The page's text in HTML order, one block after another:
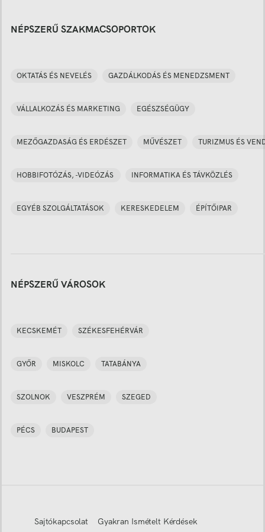
NÉPSZERŰ SZAKMACSOPORTOK
OKTATÁS ÉS NEVELÉS GAZDÁLKODÁS ÉS MENEDZSMENT
VÁLLALKOZÁS ÉS MARKETING EGÉSZSÉGÜGY
MEZŐGAZDASÁG ÉS ERDÉSZET MŰVÉSZET TURIZMUS ÉS
HOBBIFOTÓZÁS, -VIDEÓZÁS INFORMATIKA ÉS TÁVKÖZLÉS
EGYÉB SZOLGÁLTATÁSOK KERESKEDELEM ÉPÍTŐIPAR
NÉPSZERŰ VÁROSOK
KECSKEMÉT SZÉKESFEHÉRVÁR
GYŐR MISKOLC TATABÁNYA
SZOLNOK VESZPRÉM SZEGED
PÉCS BUDAPEST
Sajtókapcsolat Gyakran Ismételt Kérdések